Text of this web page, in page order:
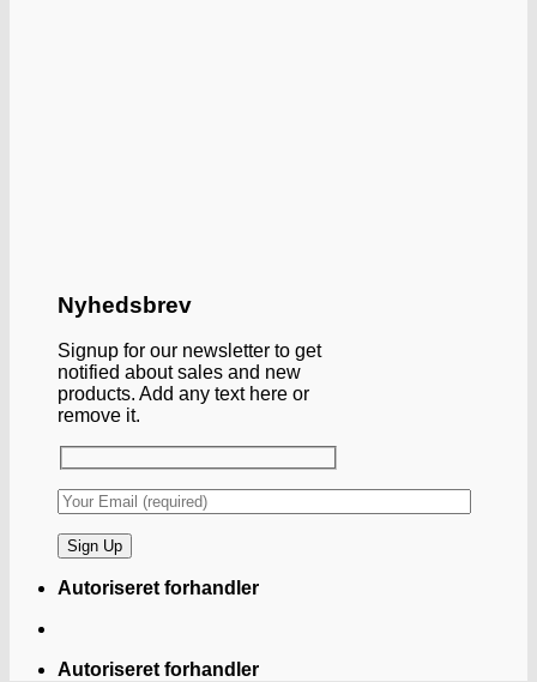
Nyhedsbrev
Signup for our newsletter to get
notified about sales and new
products. Add any text here or
remove it.
Autoriseret forhandler
Autoriseret forhandler